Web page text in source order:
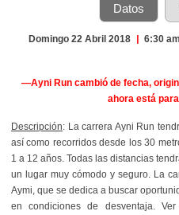
Datos
Domingo 22 Abril 2018 | 6:30 am
—Ayni Run cambió de fecha,
ahora está
Descripción: La carrera Ayni Run
así como recorridos desde los 30
1 a 12 años. Todas las distancias
un lugar muy cómodo y seguro. La
Aymi, que se dedica a buscar
en condiciones de desventaja.